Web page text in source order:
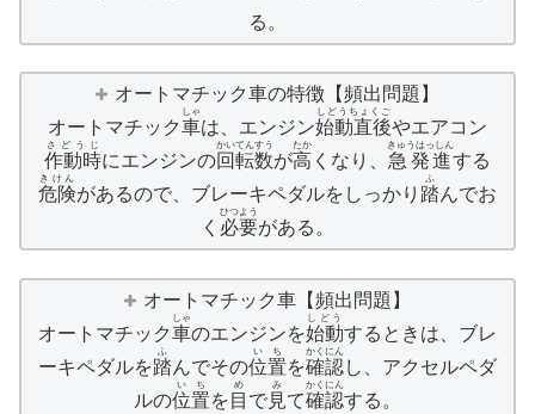
る。
オートマチック車の特徴【頻出問題】
オートマチック車
しゃ
は、エンジン始動直後
しどうちょくご
やエアコン
作動時
さどうじ
にエンジンの回転数
かいてんすう
が高
たか
くなり、 急発進
きゅうはっしん
する
危険
きけん
があるので、ブレーキペダルをしっかり 踏
ふ
んでお
く 必要
ひつよう
がある。
オートマチック車【頻出問題】
オートマチック車
しゃ
のエンジンを始動
しどう
するときは、ブレ
ーキペダルを踏
ふ
んでその位置
いち
を確認
かくにん
し、アクセルペダ
ルの位置
いち
を 目
め
で見
み
て確認
かくにん
する。